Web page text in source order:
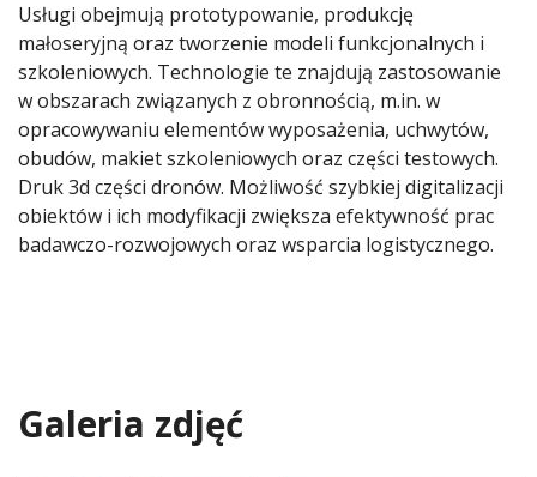
Usługi obejmują prototypowanie, produkcję
małoseryjną oraz tworzenie modeli funkcjonalnych i
szkoleniowych. Technologie te znajdują zastosowanie
w obszarach związanych z obronnością, m.in. w
opracowywaniu elementów wyposażenia, uchwytów,
obudów, makiet szkoleniowych oraz części testowych.
Druk 3d części dronów. Możliwość szybkiej digitalizacji
obiektów i ich modyfikacji zwiększa efektywność prac
badawczo-rozwojowych oraz wsparcia logistycznego.
Galeria zdjęć